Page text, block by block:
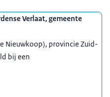
Verlaat, gemeente
Nieuwkoop), provincie Zuid-
bij een